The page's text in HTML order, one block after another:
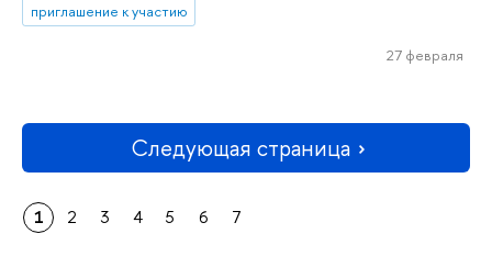
приглашение к участию
27 февраля
Следующая страница
1 2 3 4 5 6 7